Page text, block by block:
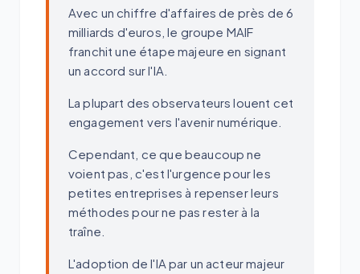
Avec un chiffre d'affaires de près de 6
milliards d'euros, le groupe MAIF
franchit une étape majeure en signant
un accord sur l'IA.
La plupart des observateurs louent cet
engagement vers l'avenir numérique.
Cependant, ce que beaucoup ne
voient pas, c'est l'urgence pour les
petites entreprises à repenser leurs
méthodes pour ne pas rester à la
traîne.
L'adoption de l'IA par un acteur majeur